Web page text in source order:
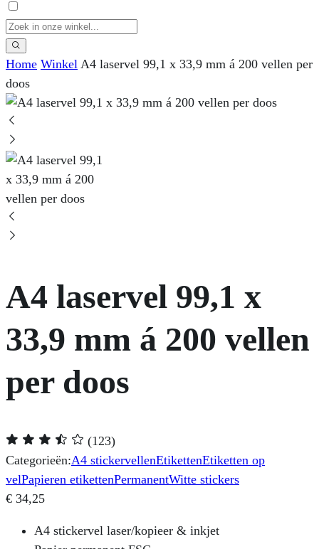
Home Winkel A4 laservel 99,1 x 33,9 mm á 200 vellen per
doos
A4 laservel 99,1 x
33,9 mm á 200 vellen
per doos
(123)
Categorieën:A4 stickervellenEtikettenEtiketten op
velPapieren etikettenPermanentWitte stickers
€ 34,25
A4 stickervel laser/kopieer & inkjet